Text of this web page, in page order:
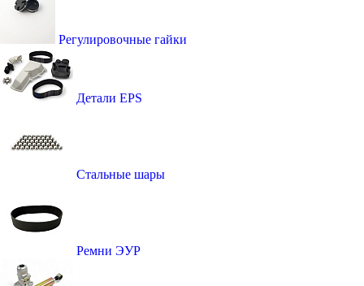
Регулировочные гайки
Детали EPS
Стальные шары
Ремни ЭУР